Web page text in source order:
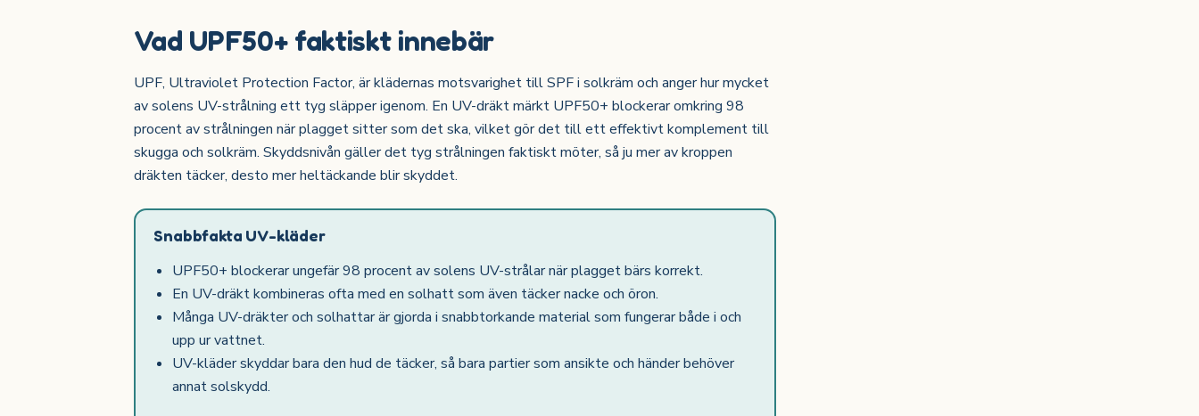
Vad UPF50+ faktiskt innebär
UPF, Ultraviolet Protection Factor, är klädernas motsvarighet till SPF i solkräm och anger hur mycket
av solens UV-strålning ett tyg släpper igenom. En UV-dräkt märkt UPF50+ blockerar omkring 98
procent av strålningen när plagget sitter som det ska, vilket gör det till ett effektivt komplement till
skugga och solkräm. Skyddsnivån gäller det tyg strålningen faktiskt möter, så ju mer av kroppen
dräkten täcker, desto mer heltäckande blir skyddet.
Snabbfakta UV-kläder
UPF50+ blockerar ungefär 98 procent av solens UV-strålar när plagget bärs korrekt.
En UV-dräkt kombineras ofta med en solhatt som även täcker nacke och öron.
Många UV-dräkter och solhattar är gjorda i snabbtorkande material som fungerar både i och
upp ur vattnet.
UV-kläder skyddar bara den hud de täcker, så bara partier som ansikte och händer behöver
annat solskydd.